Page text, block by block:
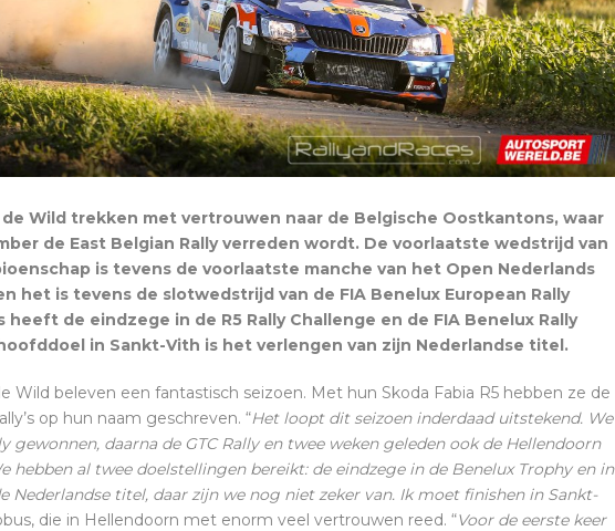
de Wild trekken met vertrouwen naar de Belgische Oostkantons, waar
de East Belgian Rally verreden wordt. De voorlaatste wedstrijd van
is tevens de voorlaatste manche van het Open Nederlands
het is tevens de slotwedstrijd van de FIA Benelux European Rally
heeft de eindzege in de R5 Rally Challenge en de FIA Benelux Rally
in Sankt-Vith is het verlengen van zijn Nederlandse titel.
Wild beleven een fantastisch seizoen. Met hun Skoda Fabia R5 hebben ze de
op hun naam geschreven. “Het loopt dit seizoen inderdaad uitstekend. We
gewonnen, daarna de GTC Rally en twee weken geleden ook de Hellendoorn
hebben al twee doelstellingen bereikt: de eindzege in de Benelux Trophy en in
Nederlandse titel, daar zijn we nog niet zeker van. Ik moet finishen in Sankt-
die in Hellendoorn met enorm veel vertrouwen reed. “Voor de eerste keer